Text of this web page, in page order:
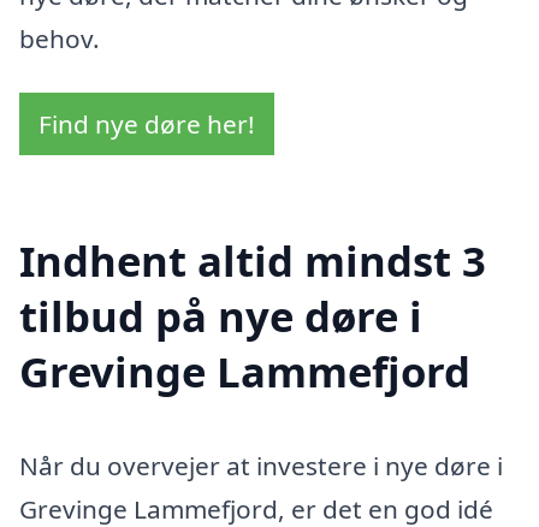
behov.
Find nye døre her!
Indhent altid mindst 3
tilbud på nye døre i
Grevinge Lammefjord
Når du overvejer at investere i nye døre i
Grevinge Lammefjord, er det en god idé